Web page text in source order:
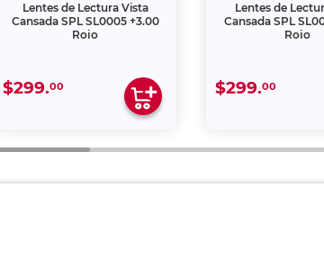
Lentes de Lectura Vista
Cansada SPL SL0005 +3.00
Rojo
$299.00
Lentes de
Cansada SPL
Rojo
$299.00